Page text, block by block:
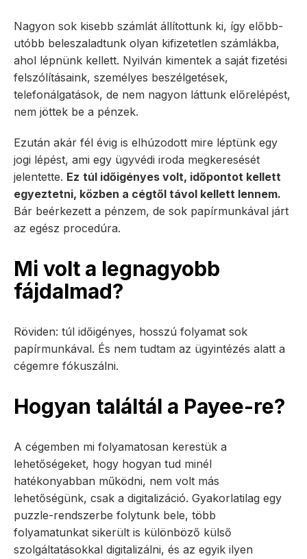
Nagyon sok kisebb számlát állítottunk ki, így előbb-
utóbb beleszaladtunk olyan kifizetetlen számlákba,
ahol lépnünk kellett. Nyilván kimentek a saját fizetési
felszólításaink, személyes beszélgetések,
telefonálgatások, de nem nagyon láttunk előrelépést,
nem jöttek be a pénzek.
Ezután akár fél évig is elhúzodott mire léptünk egy
jogi lépést, ami egy ügyvédi iroda megkeresését
jelentette. Ez túl időigényes volt, időpontot kellett
egyeztetni, közben a cégtől távol kellett lennem.
Bár beérkezett a pénzem, de sok papírmunkával járt
az egész procedúra.
Mi volt a legnagyobb
fájdalmad?
Röviden: túl időigényes, hosszú folyamat sok
papírmunkával. És nem tudtam az ügyintézés alatt a
cégemre fókuszálni.
Hogyan találtál a Payee-re?
A cégemben mi folyamatosan kerestük a
lehetőségeket, hogy hogyan tud minél
hatékonyabban működni, nem volt más
lehetőségünk, csak a digitalizáció. Gyakorlatilag egy
puzzle-rendszerbe folytunk bele, több
folyamatunkat sikerült is különböző külső
szolgáltatásokkal digitalizálni, és az egyik ilyen